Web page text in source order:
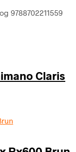
9788702211559
Claris